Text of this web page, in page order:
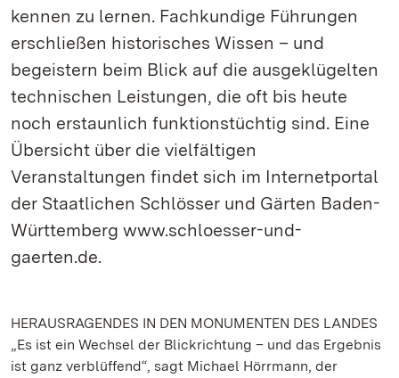
kennen zu lernen. Fachkundige Führungen
erschließen historisches Wissen – und
begeistern beim Blick auf die ausgeklügelten
technischen Leistungen, die oft bis heute
noch erstaunlich funktionstüchtig sind. Eine
Übersicht über die vielfältigen
Veranstaltungen findet sich im Internetportal
der Staatlichen Schlösser und Gärten Baden-
Württemberg www.schloesser-und-
gaerten.de.
HERAUSRAGENDES IN DEN MONUMENTEN DES LANDES
„Es ist ein Wechsel der Blickrichtung – und das Ergebnis
ist ganz verblüffend“, sagt Michael Hörrmann, der